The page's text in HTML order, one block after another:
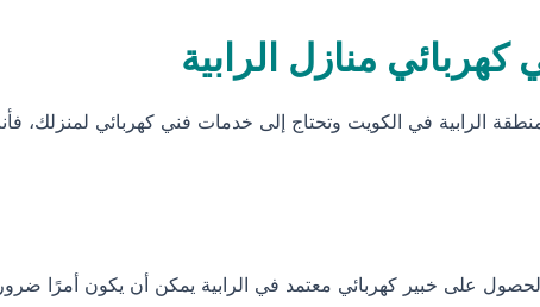
منازل الرابية
الرابية في الكويت وتحتاج إلى خدمات فني كهربائي
على خبير كهربائي معتمد في الرابية يمكن أن يكون أمرًا